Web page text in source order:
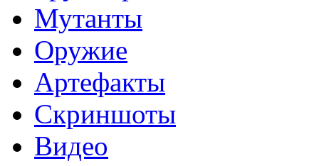
Мутанты
Оружие
Артефакты
Скриншоты
Видео